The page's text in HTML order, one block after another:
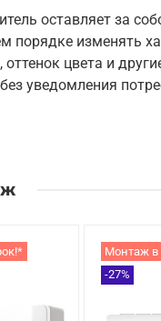
оставляет за
порядке изменять
оттенок цвета и
уведомления
Монтаж в
-27%